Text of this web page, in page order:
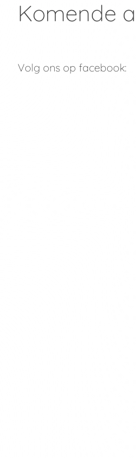
Komende
Volg ons op facebook: